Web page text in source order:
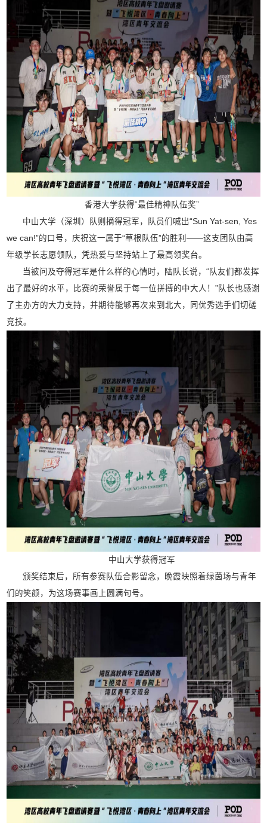
香港大学获得“最佳精神队伍奖”
中山大学（深圳）队则摘得冠军，队员们喊出“Sun Yat-sen, Yes
we can!”的口号，庆祝这一属于“草根队伍”的胜利——这支团队由高
年级学长志愿领队，凭热爱与坚持站上了最高领奖台。
当被问及夺得冠军是什么样的心情时，陆队长说，“队友们都发挥
出了最好的水平，比赛的荣誉属于每一位拼搏的中大人！”队长也感谢
了主办方的大力支持，并期待能够再次来到北大，同优秀选手们切磋
竞技。
中山大学获得冠军
颁奖结束后，所有参赛队伍合影留念，晚霞映照着绿茵场与青年
们的笑颜，为这场赛事画上圆满句号。